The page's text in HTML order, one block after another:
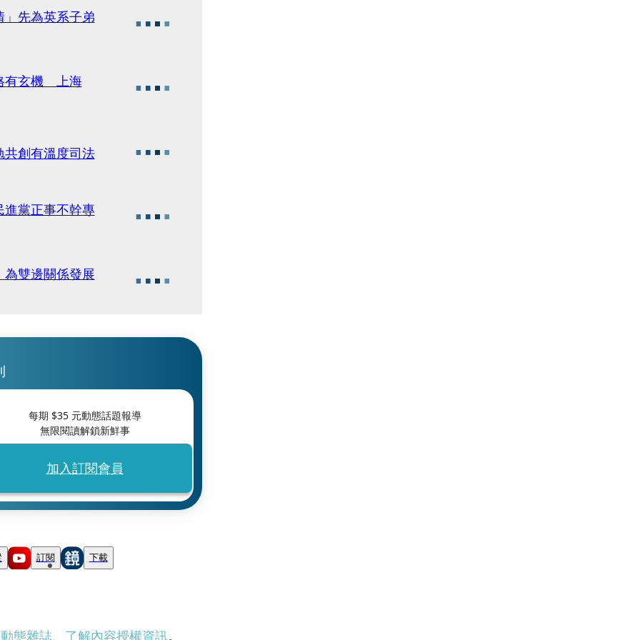
先為英系子弟
有玄機 上海
創有溫度司法
黨正事不幹專
雙邊關係發展
每期 $35元動態話題報導
無限閱讀解鎖新鮮事
加入訂閱會員
訂閱 下載
態雜誌、 了解內容授權資訊。